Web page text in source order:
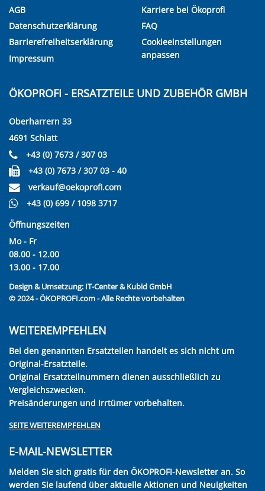
AGB
Datenschutzerklärung
Barrierefreiheitserklärung
Impressum
Karriere bei Ökoprofi
FAQ
Cookieeinstellungen
anpassen
ÖKOPROFI - ERSATZTEILE UND ZUBEHÖR GMBH
Oberharrern 33
4691 Schlatt
+43 (0) 7673 / 307 03
+43 (0) 7673 / 307 03 - 40
verkauf@oekoprofi.com
+43 (0) 699 / 1098 3717
Öffnungszeiten
Mo - Fr
08.00 - 12.00
13.00 - 17.00
Design & Umsetzung: IT-Center & Kubid GmbH
© 2024 - ÖKOPROFI.com - Alle Rechte vorbehalten
WEITEREMPFEHLEN
Bei den genannten Ersatzteilen handelt es sich nicht um
Original-Ersatzteile.
Original Ersatzteilnummern dienen ausschließlich zu
Vergleichszwecken.
Preisänderungen und Irrtümer vorbehalten.
SEITE WEITEREMPFEHLEN
E-MAIL-NEWSLETTER
Melden Sie sich gratis für den ÖKOPROFI-Newsletter an. So
werden Sie laufend über aktuelle Aktionen und Neuigkeiten